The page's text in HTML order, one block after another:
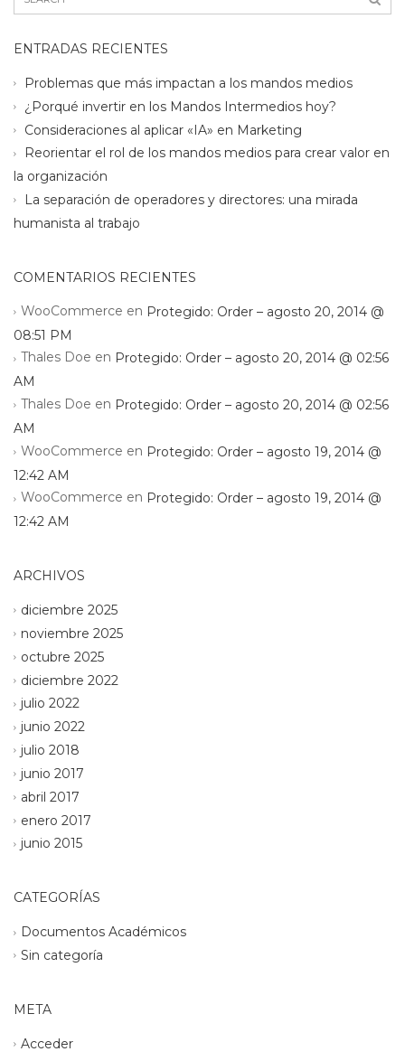
ENTRADAS RECIENTES
Problemas que más impactan a los mandos medios
¿Porqué invertir en los Mandos Intermedios hoy?
Consideraciones al aplicar «IA» en Marketing
Reorientar el rol de los mandos medios para crear valor en
la organización
La separación de operadores y directores: una mirada
humanista al trabajo
COMENTARIOS RECIENTES
WooCommerce en Protegido: Order – agosto 20, 2014 @
08:51 PM
Thales Doe en Protegido: Order – agosto 20, 2014 @ 02:56
AM
Thales Doe en Protegido: Order – agosto 20, 2014 @ 02:56
AM
WooCommerce en Protegido: Order – agosto 19, 2014 @
12:42 AM
WooCommerce en Protegido: Order – agosto 19, 2014 @
12:42 AM
ARCHIVOS
diciembre 2025
noviembre 2025
octubre 2025
diciembre 2022
julio 2022
junio 2022
julio 2018
junio 2017
abril 2017
enero 2017
junio 2015
CATEGORÍAS
Documentos Académicos
Sin categoría
META
Acceder